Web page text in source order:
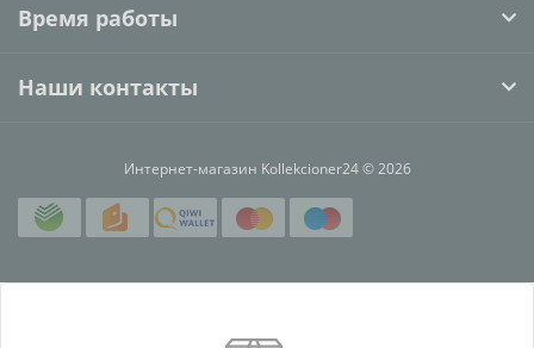
Время работы
Наши контакты
Интернет-магазин Kollekcioner24 © 2026